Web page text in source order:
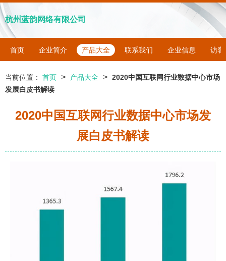
杭州蓝韵网络有限公司
首页 企业简介 产品大全 联系我们 企业信息 访客
当前位置： 首页 > 产品大全 > 2020中国互联网行业数据中心市场
发展白皮书解读
2020中国互联网行业数据中心市场发
展白皮书解读